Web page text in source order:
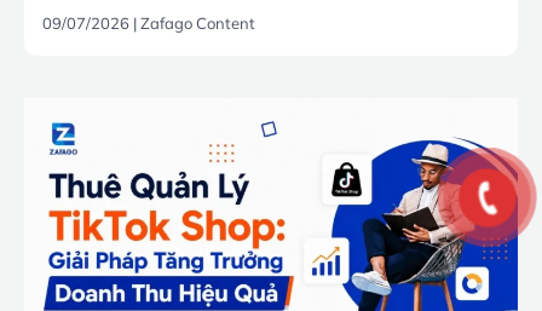
09/07/2026 |Zafago Content